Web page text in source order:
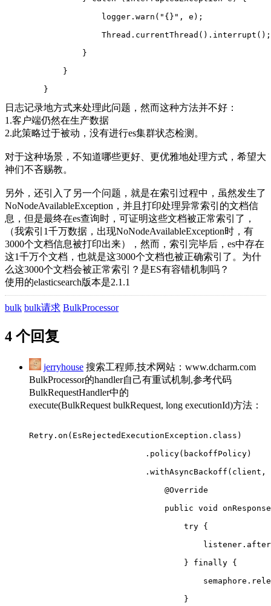
                    logger.warn("{}", e);
                    Thread.currentThread().interrupt();
                }
            }
        }
日志记录地方式来处理此问题，然而这种方法并不好：
1.客户端仍然在生产数据
2.此策略过于被动，没有进行es集群状态检测。
对于这种场景，不知道哪些更好、更优雅地处理方式，希望大
神们不吝赐教。
另外，还引入了另一个问题，就是在索引过程中，虽然发生了
NoNodeAvailableException，并且打印处理异常索引的文档信
息，但是最终在es查询时，可证明这些文档被正常索引了，
（我索引1千万数据，出现NoNodeAvailableException时，有
3000个文档信息被打印出来），然而，索引完毕后，es中存在
这1千万个文档，也就是这3000个文档也被正确索引了。为什
么这3000个文档会被正常索引？是ES有容错机制吗？
使用的elasticsearch版本是2.1.1
bulk bulk请求 BulkProcessor
4 个回复
jerryhouse 搜索工程师,技术网站：www.dcharm.com
BulkProcessor的handler自己有重试机制,参考代码
BulkRequestHandler中的
execute(BulkRequest bulkRequest, long executionId)方法：
Retry.on(EsRejectedExecutionException.class)
                        .policy(backoffPolicy)
                            @Override
public void
                                try {
                                } finally {
                                }